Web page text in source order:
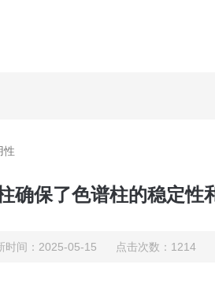
性
确保了色谱柱的稳定性
时间：2025-05-15 点击次数：1214